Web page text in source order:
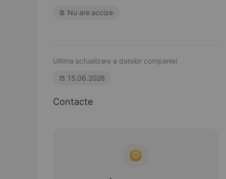
Nu are accize
Ultima actualizare a datelor companiei
15.06.2026
Contacte